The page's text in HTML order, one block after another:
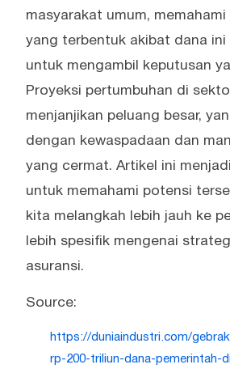
masyarakat umum,
yang terbentuk akibat dana ini
untuk mengambil keputusan
Proyeksi pertumbuhan di
menjanjikan peluang besar,
dengan kewaspadaan dan
yang cermat. Artikel ini
untuk memahami potensi
kita melangkah lebih jauh ke
lebih spesifik mengenai
asuransi.
Source:
https://duniaindustri.com/
rp-200-triliun-dana-pemerintah-